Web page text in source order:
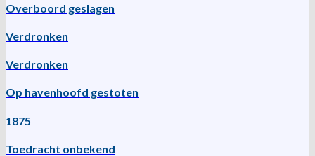
Overboord geslagen
Verdronken
Verdronken
Op havenhoofd gestoten
1875
Toedracht onbekend